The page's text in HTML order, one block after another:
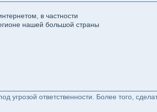
в частности
нашей большой страны
угрозой ответственности. Более того,